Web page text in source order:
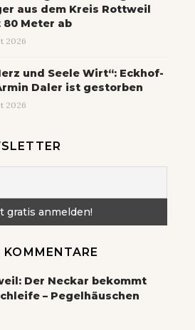
aus dem Kreis Rottweil
Meter ab
2026
und Seele Wirt“: Eckhof-
Daler ist gestorben
2026
KOMMENTARE
Der Neckar bekommt
– Pegelhäuschen